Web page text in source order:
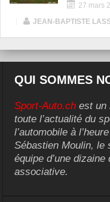
27 mars
JEAN-BAPTISTE
QUI SOMMES
Sport-Auto.ch est un
toute l’actualité du
l’automobile à
Sébastien Moulin, le
équipe d’une
associative.